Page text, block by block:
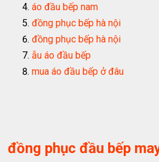
áo đầu bếp nam
đồng phục bếp hà nội
đồng phục bếp hà nội
ẫu áo đầu bếp
mua áo đầu bếp ở đâu
đồng phục đầu bếp